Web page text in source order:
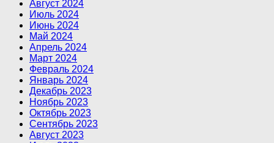
Август 2024
Июль 2024
Июнь 2024
Май 2024
Апрель 2024
Март 2024
Февраль 2024
Январь 2024
Декабрь 2023
Ноябрь 2023
Октябрь 2023
Сентябрь 2023
Август 2023